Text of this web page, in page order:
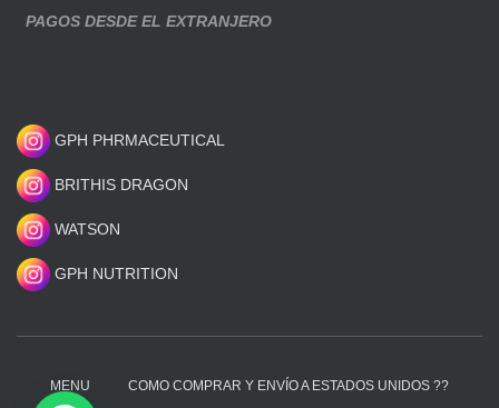
PAGOS DESDE EL EXTRANJERO
GPH PHRMACEUTICAL
BRITHIS DRAGON
WATSON
GPH NUTRITION
MENU COMO COMPRAR Y ENVÍO A ESTADOS UNIDOS ??